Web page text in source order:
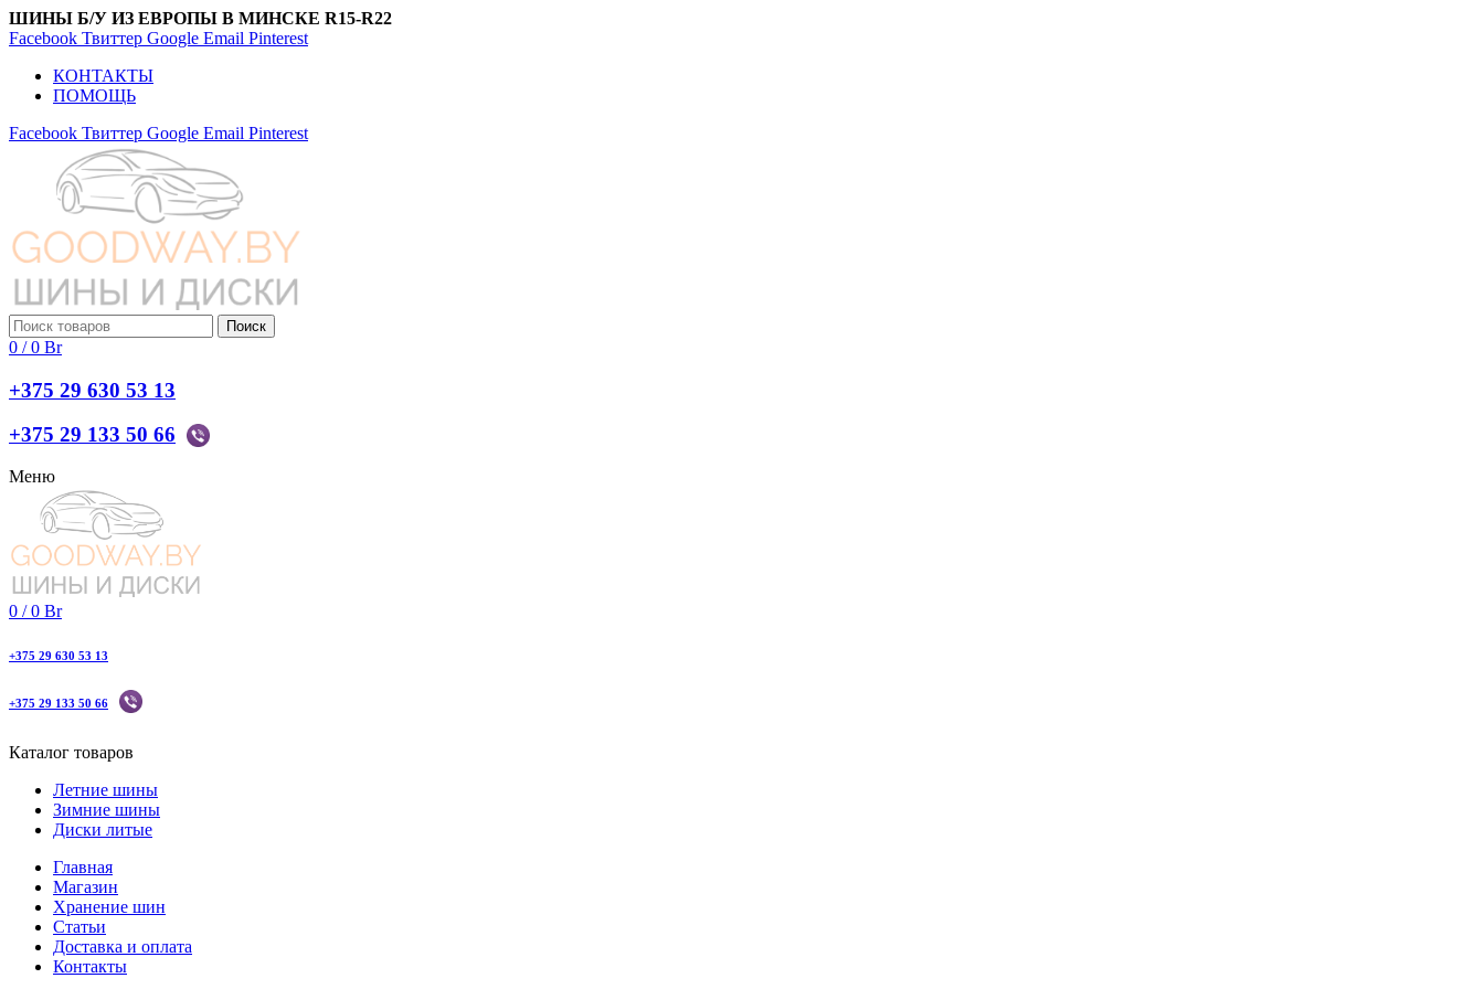
ШИНЫ Б/У ИЗ ЕВРОПЫ В МИНСКЕ R15-R22
Facebook Твиттер Google Email Pinterest
КОНТАКТЫ
ПОМОЩЬ
Facebook Твиттер Google Email Pinterest
Поиск
0 / 0 Br
+375 29 630 53 13
+375 29 133 50 66
Меню
0 / 0 Br
+375 29 630 53 13
+375 29 133 50 66
Каталог товаров
Летние шины
Зимние шины
Диски литые
Главная
Магазин
Хранение шин
Статьи
Доставка и оплата
Контакты